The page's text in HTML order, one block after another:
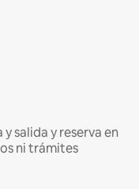
salida y reserva en
ni trámites